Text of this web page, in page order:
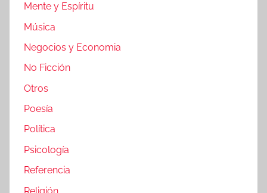
Mente y Espíritu
Música
Negocios y Economia
No Ficción
Otros
Poesía
Política
Psicología
Referencia
Religión